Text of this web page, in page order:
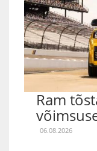
Ram
06.08.2026